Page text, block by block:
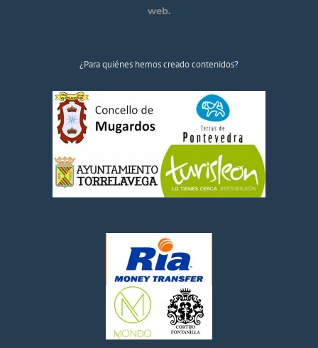
web.
¿Para quiénes hemos creado contenidos?